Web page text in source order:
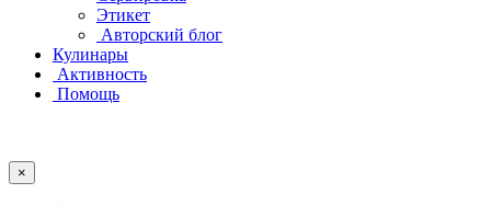
Этикет
Авторский блог
Кулинары
Активность
Помощь
×